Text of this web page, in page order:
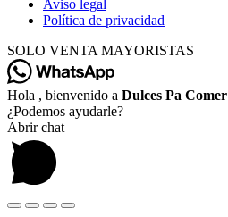
Aviso legal
Política de privacidad
SOLO VENTA MAYORISTAS
Hola , bienvenido a Dulces Pa Comer
¿Podemos ayudarle?
Abrir chat